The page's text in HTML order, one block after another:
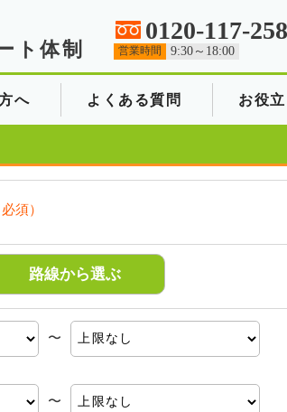
ト体制
0120-117-258
営業時間 9:30～18:00
へ よくある質問 お役
必須）
路線から選ぶ
〜
〜